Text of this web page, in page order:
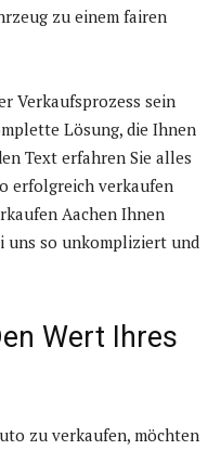
zu einem fairen
Verkaufsprozess sein
Lösung, die Ihnen
Text erfahren Sie alles
erfolgreich verkaufen
Aachen Ihnen
uns so unkompliziert und
Wert Ihres
zu verkaufen, möchten